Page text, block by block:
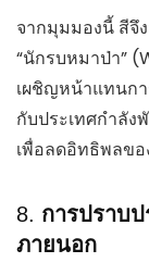
จากมุมมองนี้ สีจึ
“นักรบหมาป่า”
เผชิญหน้าแทนก
กับประเทศกำลัง
เพื่อลดอิทธิพลข
8. การปราบ
ภายนอก